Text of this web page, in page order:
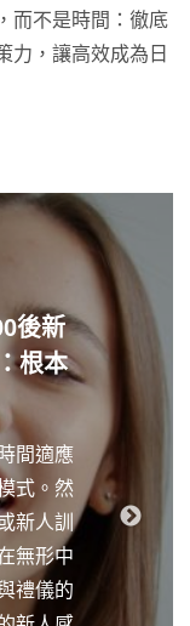
而不是時間：徹底
力，讓高效成為日
後新
根本
間適應
式。然
新人訓
無形中
禮儀的